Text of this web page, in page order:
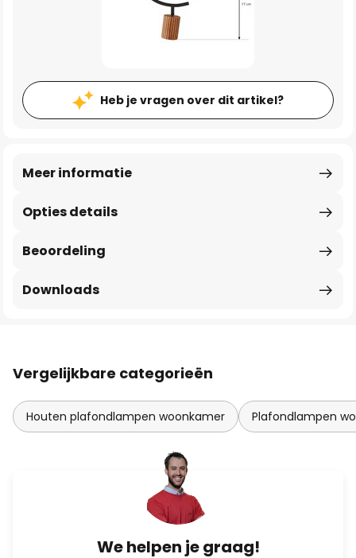
Heb je vragen over dit artikel?
Opties details
Meer informatie
Beoordeling
Downloads
Vergelijkbare categorieën
Houten plafondlampen woonkamer Plafondlampen
We helpen je graag!